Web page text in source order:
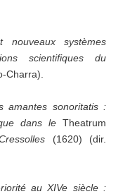
nouveaux systèmes
scientifiques du
Charra).
amantes sonoritatis :
dans le Theatrum
(1620) (dir.
au XIVe siècle :